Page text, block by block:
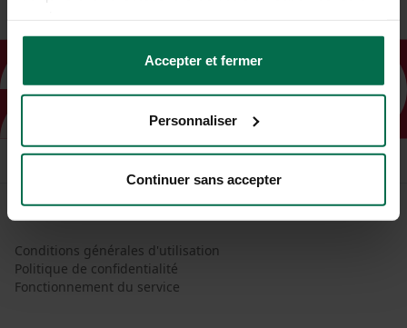
Accepter et fermer
Personnaliser
Continuer sans accepter
Conditions générales d'utilisation
Politique de confidentialité
Fonctionnement du service